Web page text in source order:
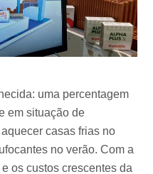
uma percentagem
em situação de
casas frias no
no verão. Com a
os custos crescentes da